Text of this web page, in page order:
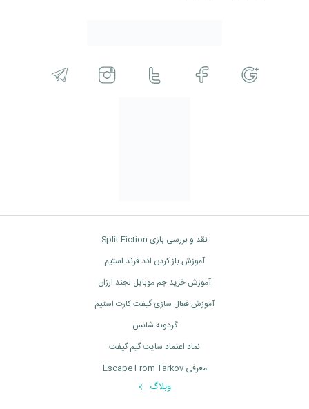
نقد و بررسی بازی Split Fiction
آموزش باز کردن ادد فرند استیم
آموزش خرید جم موبایل لجند ارزان
آموزش فعال سازی گیفت کارت استیم
گردونه شانس
نماد اعتماد سایت گیم گیفت
معرفی Escape From Tarkov
وبلاگ